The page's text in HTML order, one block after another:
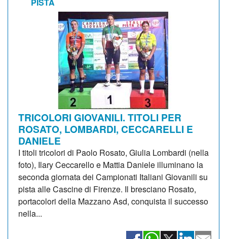
TRICOLORI GIOVANILI. TITOLI PER
ROSATO, LOMBARDI, CECCARELLI E
DANIELE
I titoli tricolori di Paolo Rosato, Giulia Lombardi (nella
foto), Ilary Ceccarello e Mattia Daniele illuminano la
seconda giornata dei Campionati Italiani Giovanili su
pista alle Cascine di Firenze. Il bresciano Rosato,
portacolori della Mazzano Asd, conquista il successo
nella...